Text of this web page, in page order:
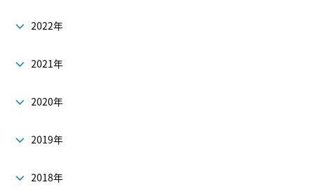
2022年
2021年
2020年
2019年
2018年